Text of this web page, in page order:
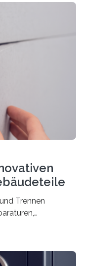
dieses innovativen
der aus
textilen
, Glas- oder
Stahlbeton, bei
Trennen
Ein